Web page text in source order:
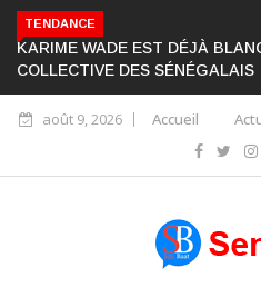
TENDANCE
KARIME WADE EST DÉJÀ
COLLECTIVE DES SÉNÉGALAIS
août 9, 2026 Accueil